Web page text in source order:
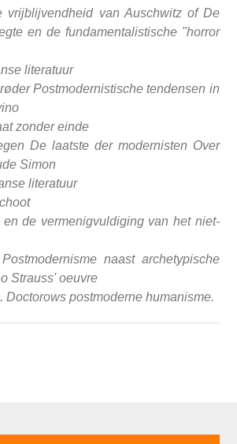
vrijblijvendheid van Auschwitz of De
en de fundamentalistische "horror
literatuur
Postmodernistische tendensen in
zonder einde
De laatste der modernisten Over
Simon
literatuur
de vermenigvuldiging van het niet-
naast archetypische
Strauss' oeuvre
Doctorows postmoderne humanisme.